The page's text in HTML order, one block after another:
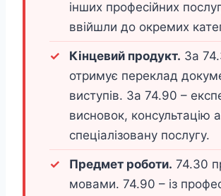
інших професійних
ввійшли до окремих
Кінцевий продукт. За
отримує переклад
виступів. За 74.90 –
висновок, консультацію
спеціалізовану послугу.
Предмет роботи. 74.30
мовами. 74.90 – із